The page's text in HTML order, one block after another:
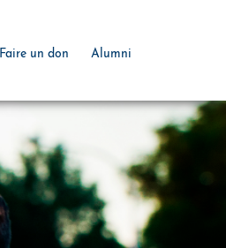
Faire un don Alumni